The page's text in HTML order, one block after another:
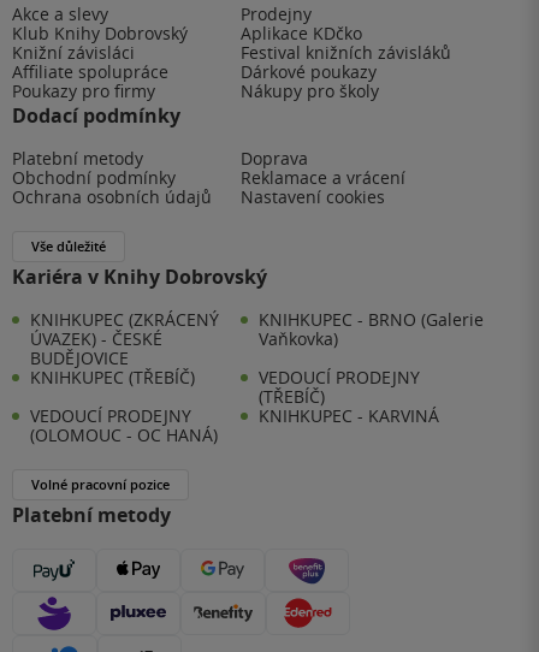
Akce a slevy
Prodejny
Klub Knihy Dobrovský
Aplikace KDčko
Knižní závisláci
Festival knižních závisláků
Affiliate spolupráce
Dárkové poukazy
Poukazy pro firmy
Nákupy pro školy
Dodací podmínky
Platební metody
Doprava
Obchodní podmínky
Reklamace a vrácení
Ochrana osobních údajů
Nastavení cookies
Vše důležité
Kariéra v Knihy Dobrovský
KNIHKUPEC (ZKRÁCENÝ
ÚVAZEK) - ČESKÉ
BUDĚJOVICE
KNIHKUPEC - BRNO (Galerie
Vaňkovka)
KNIHKUPEC (TŘEBÍČ)
VEDOUCÍ PRODEJNY
(TŘEBÍČ)
VEDOUCÍ PRODEJNY
(OLOMOUC - OC HANÁ)
KNIHKUPEC - KARVINÁ
Volné pracovní pozice
Platební metody